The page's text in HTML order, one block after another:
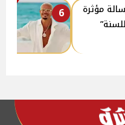
6
مؤثرة